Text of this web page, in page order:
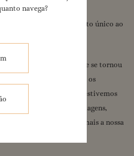
navega?
1
esse momento único ao
de uma amizade que se tornou
companheiros em todos os
mais difíceis. Sempre estivemos
conselhos, sonhos, viagens,
que fortaleceram ainda mais a nossa